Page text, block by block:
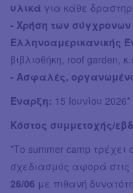
υλικά για κάθε
- Χρήση των
Ελληνοαμερικανικής
βιβλιοθήκη, roof garden,
- Ασφαλές,
Έναρξη: 15 Ιουνίου 2026*
Κόστος συμμετοχής/
*Το summer camp
σχεδιασμός αφορά στις
26/06 με πιθανή